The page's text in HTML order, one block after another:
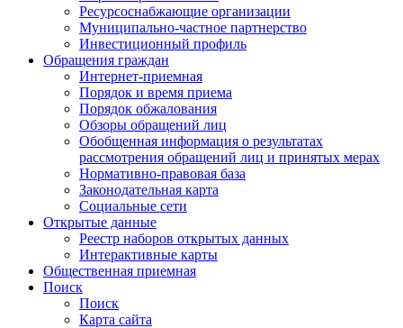
Ресурсоснабжающие организации
Муниципально-частное партнерство
Инвестиционный профиль
Обращения граждан
Интернет-приемная
Порядок и время приема
Порядок обжалования
Обзоры обращений лиц
Обобщенная информация о результатах
рассмотрения обращений лиц и принятых мерах
Нормативно-правовая база
Законодательная карта
Социальные сети
Открытые данные
Реестр наборов открытых данных
Интерактивные карты
Общественная приемная
Поиск
Поиск
Карта сайта